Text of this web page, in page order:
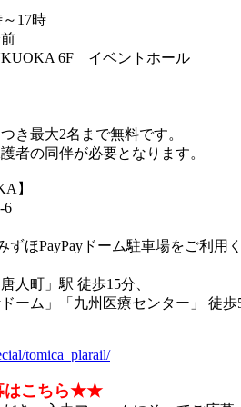
17時
6F イベントホール
き最大2名まで無料です。
者の同伴が必要となります。
】
6
PayPayドーム駐車場をご利用く
人町」駅 徒歩15分、
ーム」「九州医療センター」 徒歩
tomica_plarail/
はこちら★★